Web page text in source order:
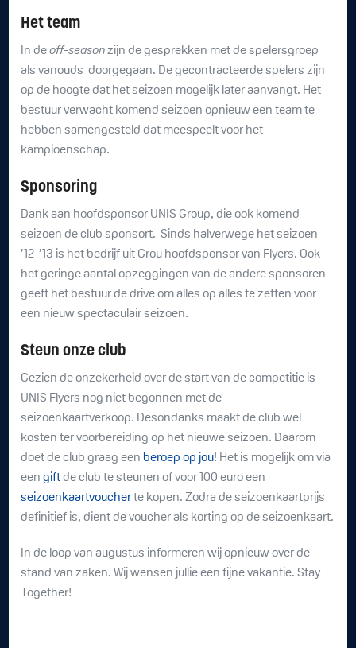
Het team
In deoff-seasonzijn de gesprekken met de spelersgroep
als vanouds doorgegaan. De gecontracteerde spelers zijn
op de hoogte dat het seizoen mogelijk later aanvangt. Het
bestuur verwacht komend seizoen opnieuw een team te
hebben samengesteld dat meespeelt voor het
kampioenschap.
Sponsoring
Dank aan hoofdsponsor UNIS Group, die ook komend
seizoen de club sponsort. Sinds halverwege het seizoen
’12-’13 is het bedrijf uit Grou hoofdsponsor van Flyers. Ook
het geringe aantal opzeggingen van de andere sponsoren
geeft het bestuur de drive om alles op alles te zetten voor
een nieuw spectaculair seizoen.
Steun onze club
Gezien de onzekerheid over de start van de competitie is
UNIS Flyers nog niet begonnen met de
seizoenkaartverkoop. Desondanks maakt de club wel
kosten ter voorbereiding op het nieuwe seizoen. Daarom
doet de club graag een beroep op jou! Het is mogelijk om via
eengiftde club te steunen of voor 100 euro een
seizoenkaartvoucherte kopen. Zodra de seizoenkaartprijs
definitief is, dient de voucher als korting op de seizoenkaart.
In de loop van augustus informeren wij opnieuw over de
stand van zaken. Wij wensen jullie een fijne vakantie. Stay
Together!